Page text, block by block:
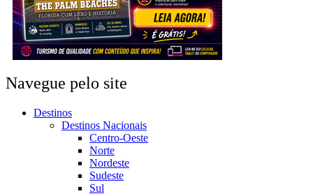
Navegue pelo site
Destinos
Destinos Nacionais
Centro-Oeste
Norte
Nordeste
Sudeste
Sul